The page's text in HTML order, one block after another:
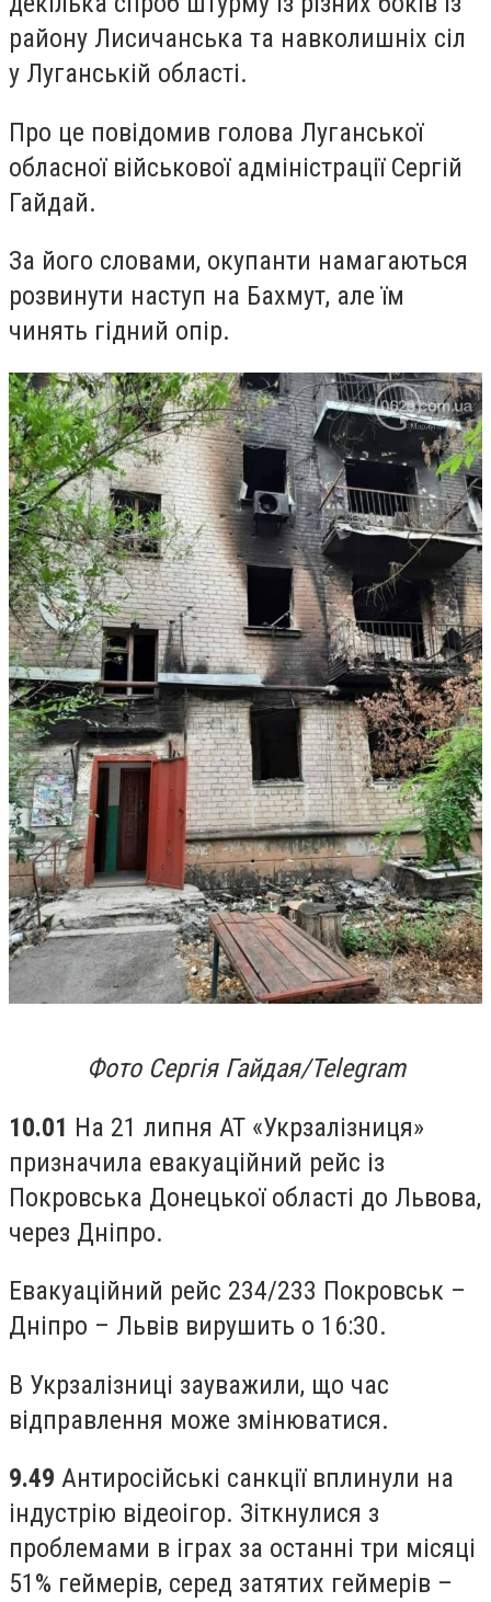
району Лисичанська та навколишніх сіл
у Луганській області.
Про це повідомив голова Луганської
обласної військової адміністрації Сергій
Гайдай.
За його словами, окупанти намагаються
розвинути наступ на Бахмут, але їм
чинять гідний опір.
Фото Сергія Гайдая/Telegram
10.01 На 21 липня АТ «Укрзалізниця»
призначила евакуаційний рейс із
Покровська Донецької області до Львова,
через Дніпро.
Евакуаційний рейс 234/233 Покровськ –
Дніпро – Львів вирушить о 16:30.
В Укрзалізниці зауважили, що час
відправлення може змінюватися.
9.49 Антиросійські санкції вплинули на
індустрію відеоігор. Зіткнулися з
проблемами в іграх за останні три місяці
51% геймерів, серед затятих геймерів –